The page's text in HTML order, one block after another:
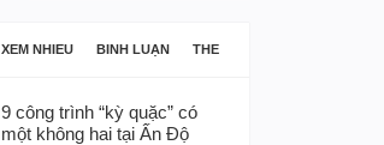
XEM NHIỀU BÌNH LUẬN THẺ
9 công trình “kỳ quặc” có
một không hai tại Ấn Độ